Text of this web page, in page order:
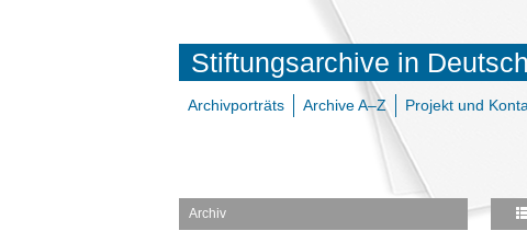
Stiftungsarchive in
Archivporträts Archive A–Z Projekt und
Archiv